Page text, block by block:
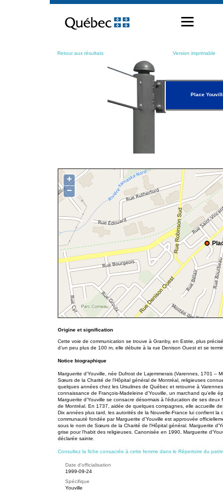
contenu
Retour aux résultats Version imprimable
Place
+
−
Origine et signification
Cette voie de communication se trouve à Granby, en Estrie, plus
d’un peu plus de 100 m, elle débute à la rue Denison Ouest et se
Notice biographique
Marguerite d'Youville, née Dufrost de Lajemmerais (Varennes, 1701 –
Sœurs de la Charité de l'Hôpital général de Montréal, religieuses
quelques années chez les Ursulines de Québec et retourne à
connaissance de François-Madeleine d'Youville, un marchand qu'elle
Marguerite d'Youville se consacre désormais à l'éducation de ses
de Montréal. En 1737, aidée de quelques compagnes, elle accueille
Dix années plus tard, les autorités de la Nouvelle-France lui confient
communauté fondée par Marguerite d'Youville est approuvée
sous le nom de Sœurs de la Charité de l'Hôpital général. Marguerite
grise pour l'habit des religieuses. Canonisée en 1990, Marguerite
déclarée sainte.
Consultez la fiche consacrée à cette femme dans le Répertoire du
Date d'officialisation
1999-09-24
Spécifique
Youville